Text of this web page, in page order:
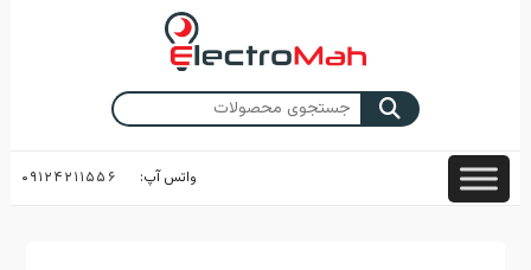
جستجو
برای:
واتس آپ: ۰۹۱۲۴۲۱۱۵۵۶